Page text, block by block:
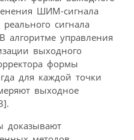
ШИМ-сигнала
сигнала
алгоритме управления
выходного
формы
для каждой точки
выходное
доказывают